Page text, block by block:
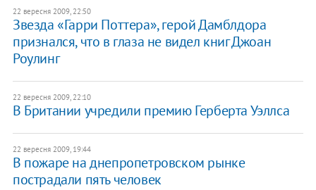
22 вересня 2009, 22:50
Звезда «Гарри Поттера», герой Дамблдора
признался, что в глаза не видел книг Джоан
Роулинг
22 вересня 2009, 22:10
В Британии учредили премию Герберта Уэллса
22 вересня 2009, 19:44
В пожаре на днепропетровском рынке
пострадали пять человек